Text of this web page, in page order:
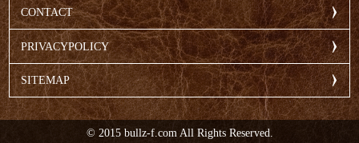
CONTACT
PRIVACYPOLICY
SITEMAP
© 2015 bullz-f.com All Rights Reserved.